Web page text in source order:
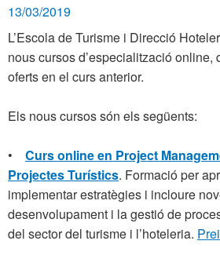
13/03/2019
L’Escola de Turisme i Direcció
nous cursos d’especialització online,
oferts en el curs anterior.
Els nous cursos són els següents:
• Curs online en Project
Projectes Turístics. Formació per
implementar estratègies i incloure
desenvolupament i la gestió de
del sector del turisme i l’hoteleria.